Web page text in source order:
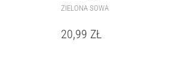
ZIELONA SOWA
20,99 ZŁ